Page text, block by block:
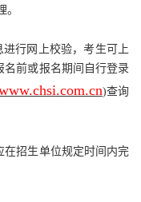
行网上校验，考生可上
名前或报名期间自行登录
)查询
在招生单位规定时间内完